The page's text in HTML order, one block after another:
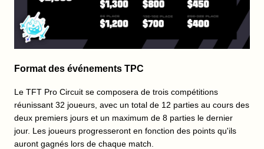
Format des événements TPC
Le TFT Pro Circuit se composera de trois compétitions
réunissant 32 joueurs, avec un total de 12 parties au cours des
deux premiers jours et un maximum de 8 parties le dernier
jour. Les joueurs progresseront en fonction des points qu'ils
auront gagnés lors de chaque match.